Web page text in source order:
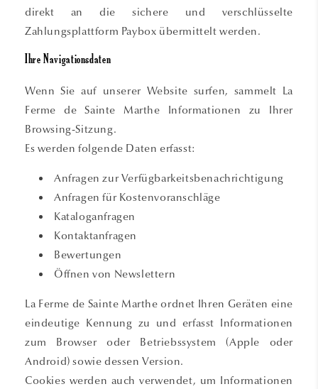
direkt an die sichere und verschlüsselte
Zahlungsplattform Paybox übermittelt werden.
Ihre Navigationsdaten
Wenn Sie auf unserer Website surfen, sammelt La
Ferme de Sainte Marthe Informationen zu Ihrer
Browsing-Sitzung.
Es werden folgende Daten erfasst:
Anfragen zur Verfügbarkeitsbenachrichtigung
Anfragen für Kostenvoranschläge
Kataloganfragen
Kontaktanfragen
Bewertungen
Öffnen von Newslettern
La Ferme de Sainte Marthe ordnet Ihren Geräten eine
eindeutige Kennung zu und erfasst Informationen
zum Browser oder Betriebssystem (Apple oder
Android) sowie dessen Version.
Cookies werden auch verwendet, um Informationen